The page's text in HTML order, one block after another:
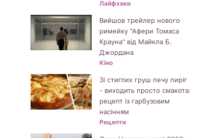
Лайфхаки
Вийшов трейлер нового
римейку "Афери Томаса
Крауна" від Майкла Б.
Джордана
Кіно
Зі стиглих груш печу пиріг
- виходить просто смакота:
рецепт із гарбузовим
насінням
Рецепти